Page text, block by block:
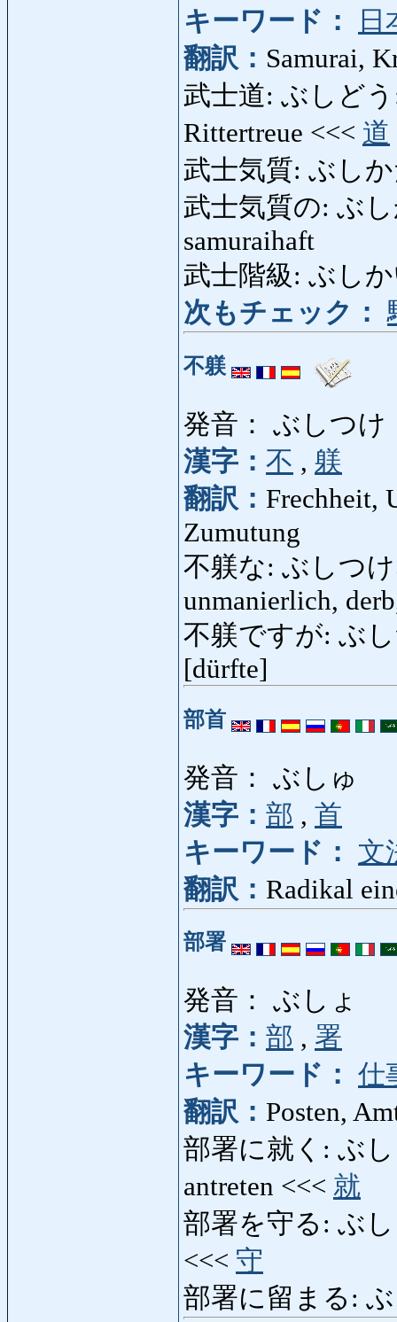
キーワード：
日
翻訳： Samurai,
武士道: ぶしど
Rittertreue <<< 道
武士気質: ぶし
武士気質の: ぶ
samuraihaft
武士階級: ぶし
次もチェック：
不躾
発音： ぶしつけ
漢字： 不 , 躾
翻訳： Frechheit,
Zumutung
不躾な: ぶしつけ
unmanierlich,
不躾ですが: ぶし
[dürfte]
部首
発音： ぶしゅ
漢字： 部 , 首
キーワード：
文
翻訳： Radikal
部署
発音： ぶしょ
漢字： 部 , 署
キーワード： 仕
翻訳： Posten,
部署に就く: ぶし
antreten <<< 就
部署を守る: ぶし
<<< 守
部署に留まる: